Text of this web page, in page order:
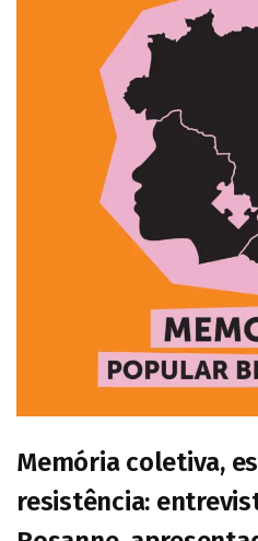
Memória coletiva,
resistência: